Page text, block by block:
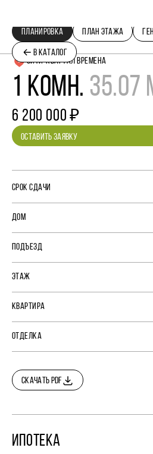
В КАТАЛОГ
ПЛАНИРОВКА ПЛАН ЭТАЖА
СИТИ-КВАРТАЛ ВРЕМЕНА
1 КОМН. 35.07
6 200 000 ₽
ОСТАВИТЬ ЗАЯВКУ
СРОК СДАЧИ
ДОМ
ПОДЪЕЗД
ЭТАЖ
КВАРТИРА
ОТДЕЛКА
СКАЧАТЬ PDF
ИПОТЕКА